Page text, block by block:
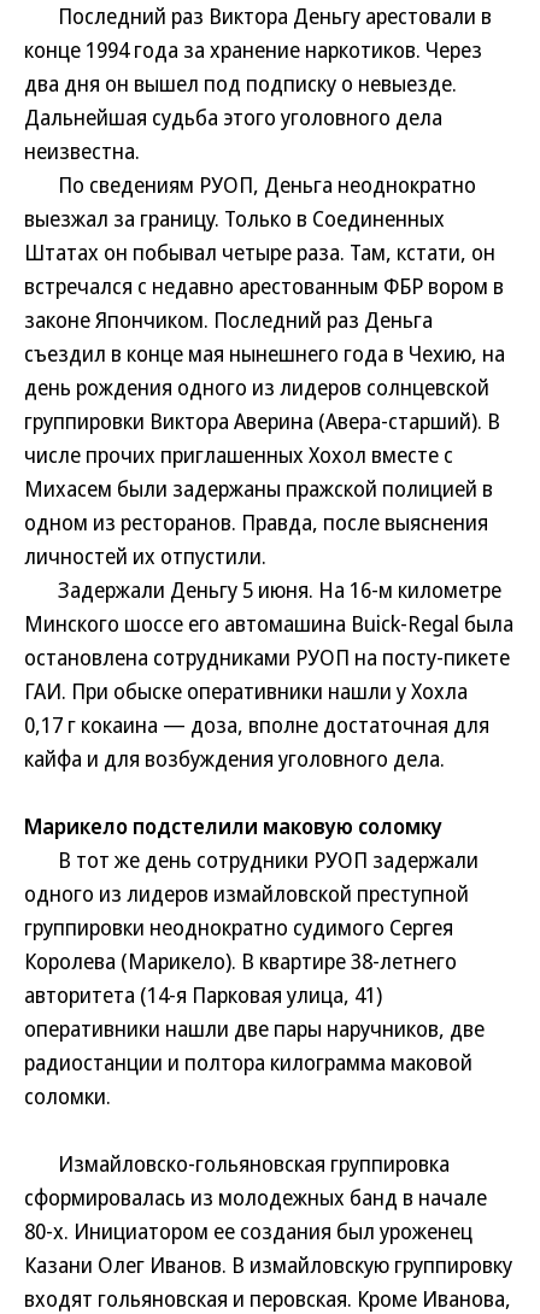
Последний раз Виктора Деньгу арестовали в
конце 1994 года за хранение наркотиков. Через
два дня он вышел под подписку о невыезде.
Дальнейшая судьба этого уголовного дела
неизвестна.
По сведениям РУОП, Деньга неоднократно
выезжал за границу. Только в Соединенных
Штатах он побывал четыре раза. Там, кстати, он
встречался с недавно арестованным ФБР вором в
законе Япончиком. Последний раз Деньга
съездил в конце мая нынешнего года в Чехию, на
день рождения одного из лидеров солнцевской
группировки Виктора Аверина (Авера-старший). В
числе прочих приглашенных Хохол вместе с
Михасем были задержаны пражской полицией в
одном из ресторанов. Правда, после выяснения
личностей их отпустили.
Задержали Деньгу 5 июня. На 16-м километре
Минского шоссе его автомашина Buick-Regal была
остановлена сотрудниками РУОП на посту-пикете
ГАИ. При обыске оперативники нашли у Хохла
0,17 г кокаина — доза, вполне достаточная для
кайфа и для возбуждения уголовного дела.
Марикело подстелили маковую соломку
В тот же день сотрудники РУОП задержали
одного из лидеров измайловской преступной
группировки неоднократно судимого Сергея
Королева (Марикело). В квартире 38-летнего
авторитета (14-я Парковая улица, 41)
оперативники нашли две пары наручников, две
радиостанции и полтора килограмма маковой
соломки.
Измайловско-гольяновская группировка
сформировалась из молодежных банд в начале
80-х. Инициатором ее создания был уроженец
Казани Олег Иванов. В измайловскую группировку
входят гольяновская и перовская. Кроме Иванова,